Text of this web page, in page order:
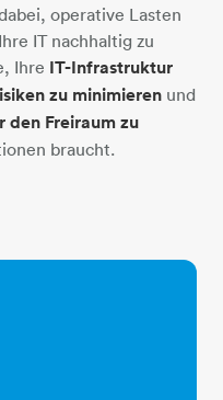
operative Lasten
IT nachhaltig zu
Ihre IT-Infrastruktur
zu minimieren und
den Freiraum zu
braucht.